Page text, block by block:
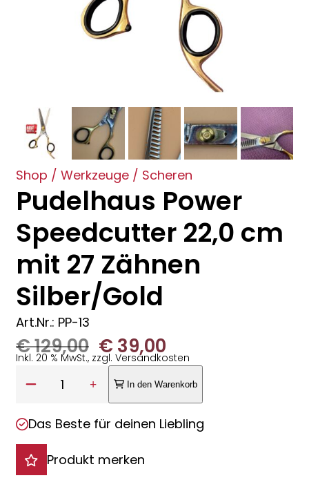
Shop / Werkzeuge / Scheren
Pudelhaus Power
Speedcutter 22,0 cm
mit 27 Zähnen
Silber/Gold
Art.Nr.: PP-13
€129,00 Ursprünglicher
Preis
war:
€ 129,00
€ 39,00Aktueller
Preis
ist:
€ 39,00.
Inkl. 20 % MwSt., zzgl. Versandkosten
1 In den Warenkorb
Das Beste für deinen Liebling
Produkt merken